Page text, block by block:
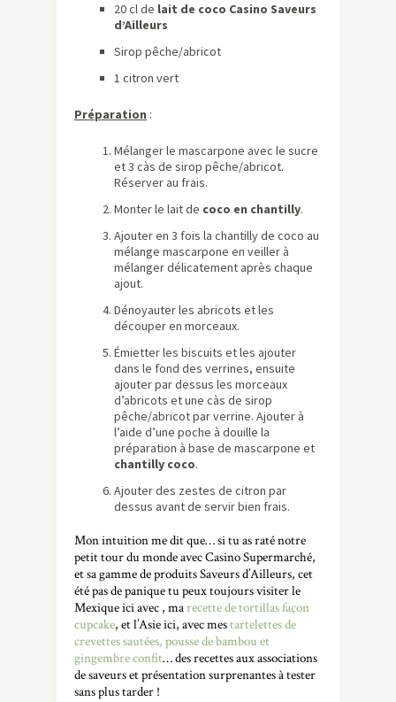
​20 cl de lait de coco Casino Saveurs
d’Ailleurs
Sirop pêche/abricot
​1 citron vert ​
Préparation :
Mélanger le mascarpone avec le sucre
et 3 càs de sirop pêche/abricot.
Réserver au frais.
Monter le lait de coco en chantilly.
Ajouter en 3 fois la chantilly de coco au
mélange mascarpone en veiller à
mélanger délicatement après chaque
ajout.
Dénoyauter les abricots et les
découper en morceaux.
Émietter les biscuits et les ajouter
dans le fond des verrines, ensuite
ajouter par dessus les morceaux
d’abricots et une càs de sirop
pêche/abricot par verrine. Ajouter à
l’aide d’une poche à douille la
préparation à base de mascarpone et
chantilly coco.
Ajouter des zestes de citron par
dessus avant de servir bien frais.
Mon intuition me dit que… si tu as raté notre
petit tour du monde avec Casino Supermarché,
et sa gamme de produits Saveurs d’Ailleurs, cet
été pas de panique tu peux toujours visiter le
Mexique ici avec , marecette de tortillas façon
cupcake, et l’Asie ici, avec mestartelettes de
crevettes sautées, pousse de bambou et
gingembre confit… des recettes aux associations
de saveurs et présentation surprenantes à tester
sans plus tarder !